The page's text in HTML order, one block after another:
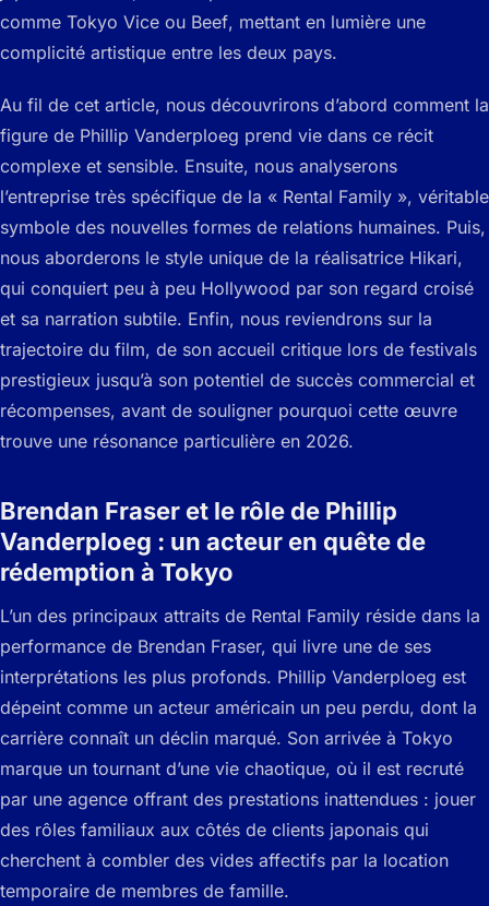
comme Tokyo Vice ou Beef, mettant en lumière une
complicité artistique entre les deux pays.
Au fil de cet article, nous découvrirons d’abord comment la
figure de Phillip Vanderploeg prend vie dans ce récit
complexe et sensible. Ensuite, nous analyserons
l’entreprise très spécifique de la « Rental Family », véritable
symbole des nouvelles formes de relations humaines. Puis,
nous aborderons le style unique de la réalisatrice Hikari,
qui conquiert peu à peu Hollywood par son regard croisé
et sa narration subtile. Enfin, nous reviendrons sur la
trajectoire du film, de son accueil critique lors de festivals
prestigieux jusqu’à son potentiel de succès commercial et
récompenses, avant de souligner pourquoi cette œuvre
trouve une résonance particulière en 2026.
Brendan Fraser et le rôle de Phillip
Vanderploeg : un acteur en quête de
rédemption à Tokyo
L’un des principaux attraits de Rental Family réside dans la
performance de Brendan Fraser, qui livre une de ses
interprétations les plus profonds. Phillip Vanderploeg est
dépeint comme un acteur américain un peu perdu, dont la
carrière connaît un déclin marqué. Son arrivée à Tokyo
marque un tournant d’une vie chaotique, où il est recruté
par une agence offrant des prestations inattendues : jouer
des rôles familiaux aux côtés de clients japonais qui
cherchent à combler des vides affectifs par la location
temporaire de membres de famille.